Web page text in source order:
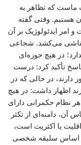
ماست که تظاهر به
هستیم. وقتی گفته
امر ایدئولوژیک بر آن
نقاشی می‌کشد. شجاعی
در هیچ حوزه‌ای
تأکید کرد: درست
در حالی که در
اظهار داشت: در هیچ
نظام حکمرانی دارای
دامنه‌ای از تکثر
یا اکثریت است،
اساس سلیقه شخصی